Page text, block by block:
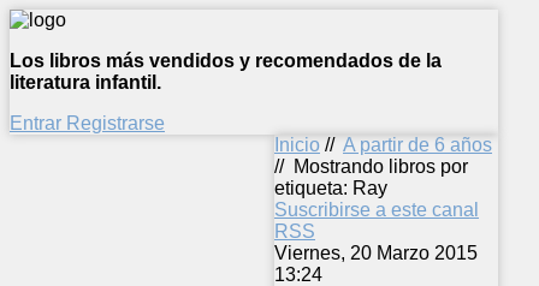
Los libros más vendidos y recomendados de la
literatura infantil.
Entrar Registrarse
Inicio // A partir de 6 años
// Mostrando libros por
etiqueta: Ray
Suscribirse a este canal
RSS
Viernes, 20 Marzo 2015
13:24